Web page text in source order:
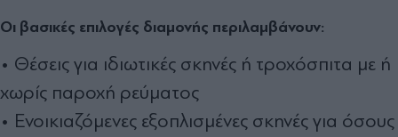
Οι βασικές επιλογές διαμονής περιλαμβάνουν:
• Θέσεις για ιδιωτικές σκηνές ή τροχόσπιτα με ή
χωρίς παροχή ρεύματος
• Ενοικιαζόμενες εξοπλισμένες σκηνές για όσους